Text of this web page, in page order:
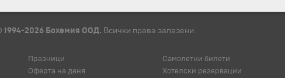
1994-2026 Бохемия ООД. Всички права запазени.
Празници
Оферта на деня
Самолетни билети
Хотелски резервации